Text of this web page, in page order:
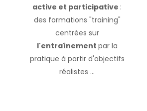
active et participative :
des formations "training"
centrées sur
l'entraînement par la
pratique à partir d'objectifs
réalistes ...